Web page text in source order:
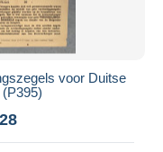
voor Duitse